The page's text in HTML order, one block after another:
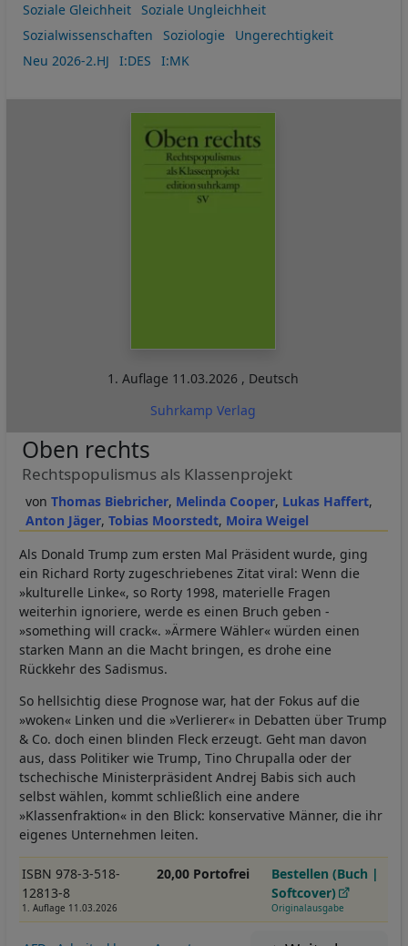
Soziale Gleichheit
Soziale Ungleichheit
Sozialwissenschaften
Soziologie
Ungerechtigkeit
Neu 2026-2.HJ
I:DES I:MK
1. Auflage 11.03.2026 , Deutsch
Suhrkamp Verlag
Thomas Biebricher Melinda Cooper Lukas Haffert
Anton Jäger Tobias Moorstedt Moira Weigel
Oben rechts
Rechtspopulismus als Klassenprojekt
Als Donald Trump zum ersten Mal Präsident wurde, ging
ein Richard Rorty zugeschriebenes Zitat viral: Wenn die
»kulturelle Linke«, so Rorty 1998, materielle Fragen
weiterhin ignoriere, werde es einen Bruch geben -
»something will crack«. »Ärmere Wähler« würden einen
starken Mann an die Macht bringen, es drohe eine
Rückkehr des Sadismus.
So hellsichtig diese Prognose war, hat der Fokus auf die
»woken« Linken und die »Verlierer« in Debatten über Trump
& Co. doch einen blinden Fleck erzeugt. Geht man davon
aus, dass Politiker wie Trump, Tino Chrupalla oder der
tschechische Ministerpräsident Andrej Babis sich auch
selbst wählen, kommt schließlich eine andere
»Klassenfraktion« in den Blick: konservative Männer, die ihr
eigenes Unternehmen leiten.
ISBN 978-3-518-
12813-8
1. Auflage 11.03.2026
20,00 Portofrei
Bestellen (Buch |
Softcover)
Originalausgabe